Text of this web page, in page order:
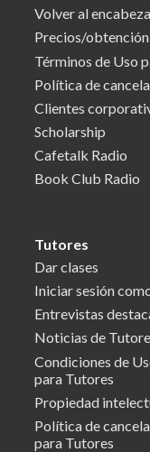
Volver al
Precios/
Términos de Uso
Política de
Clientes
Scholarship
Cafetalk Radio
Book Club Radio
Tutores
Dar clases
Iniciar sesión
Entrevistas
Noticias de
Condiciones de
para Tutores
Propiedad
Política de
para Tutores